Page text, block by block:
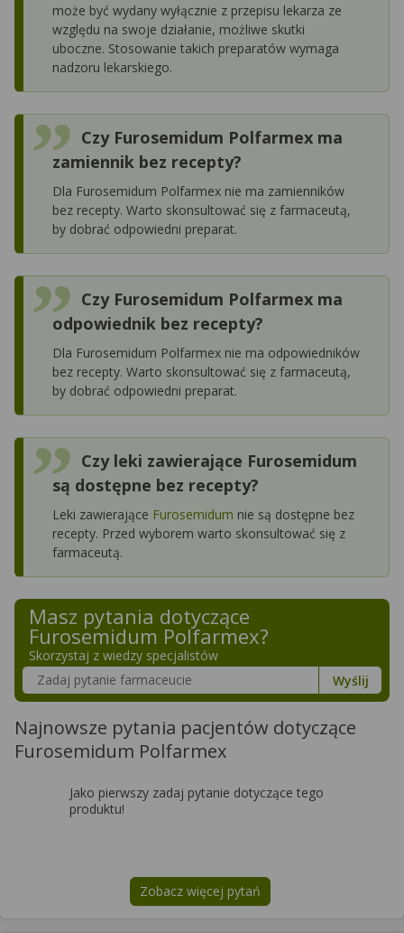
może być wydany wyłącznie z przepisu lekarza ze
względu na swoje działanie, możliwe skutki
uboczne. Stosowanie takich preparatów wymaga
nadzoru lekarskiego.
Czy Furosemidum Polfarmex ma
zamiennik bez recepty?
Dla Furosemidum Polfarmex nie ma zamienników
bez recepty. Warto skonsultować się z farmaceutą,
by dobrać odpowiedni preparat.
Czy Furosemidum Polfarmex ma
odpowiednik bez recepty?
Dla Furosemidum Polfarmex nie ma odpowiedników
bez recepty. Warto skonsultować się z farmaceutą,
by dobrać odpowiedni preparat.
Czy leki zawierające Furosemidum
są dostępne bez recepty?
Leki zawierające Furosemidum nie są dostępne bez
recepty. Przed wyborem warto skonsultować się z
farmaceutą.
Masz pytania dotyczące
Furosemidum Polfarmex?
Skorzystaj z wiedzy specjalistów
Szukaj w poradnikach o zdrowiu
Wyślij
Najnowsze pytania pacjentów dotyczące
Furosemidum Polfarmex
Jako pierwszy zadaj pytanie dotyczące tego
produktu!
Zobacz więcej pytań
na tematFurosemidum Polfarmex